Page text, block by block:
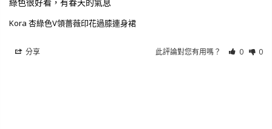
Kora 杏綠色V領薔薇印花過膝連身裙
分享 此評論對您有用嗎？ 0 0